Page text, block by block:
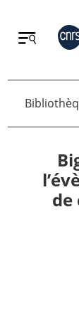
Accueilde